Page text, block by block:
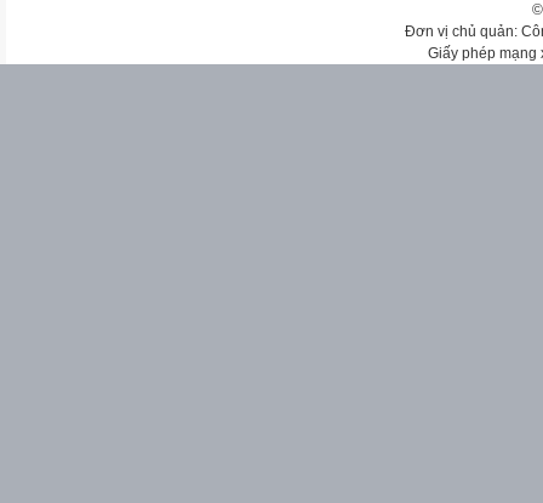
Đơn vị chủ quản:
Giấy phép mạng